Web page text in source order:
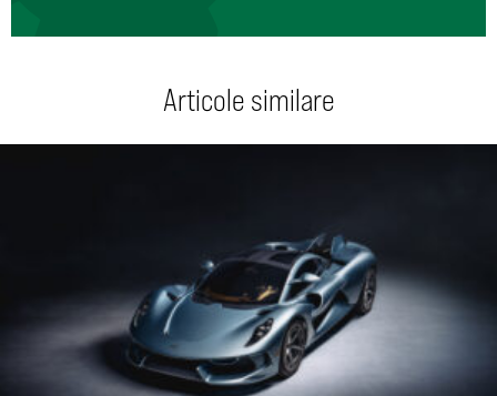
Articole similare